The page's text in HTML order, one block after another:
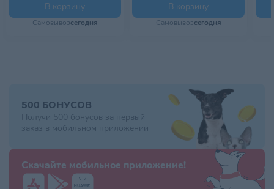
В корзину
Самовывозсегодня
В корзину
Самовывозсегодня
500 БОНУСОВ
Получи 500 бонусов за первый
заказ в мобильном приложении
Скачайте мобильное приложение!